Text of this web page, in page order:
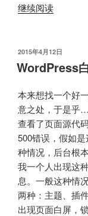
继续阅读“使
博
图
七
牛
测
试
域
名
过
期
之
发
布
于
2015年4月12日
WordPress
本来想找一个好
意之处，于是乎
查看了页面源代
500错误，假如
种情况，后台根
我一个人出现这
息。一般这种情
两种：主题、插
出现页面白屏，